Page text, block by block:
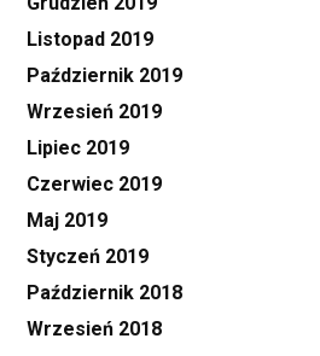
Listopad 2019
Październik 2019
Wrzesień 2019
Lipiec 2019
Czerwiec 2019
Maj 2019
Styczeń 2019
Październik 2018
Wrzesień 2018